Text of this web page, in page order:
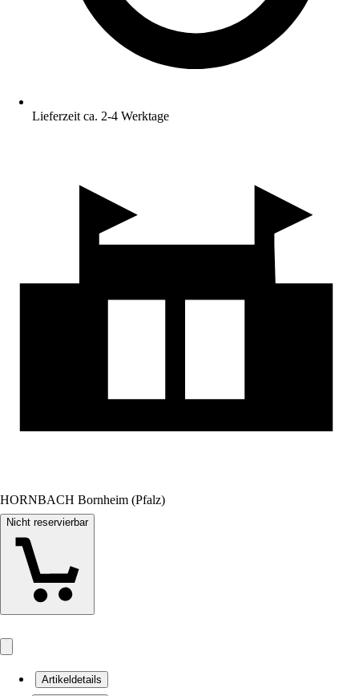
Lieferzeit ca. 2-4 Werktage
HORNBACH Bornheim (Pfalz)
Nicht reservierbar
Artikeldetails